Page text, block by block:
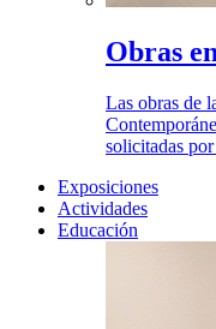
Obras
Las obras de
solicitadas
Exposiciones
Actividades
Educación